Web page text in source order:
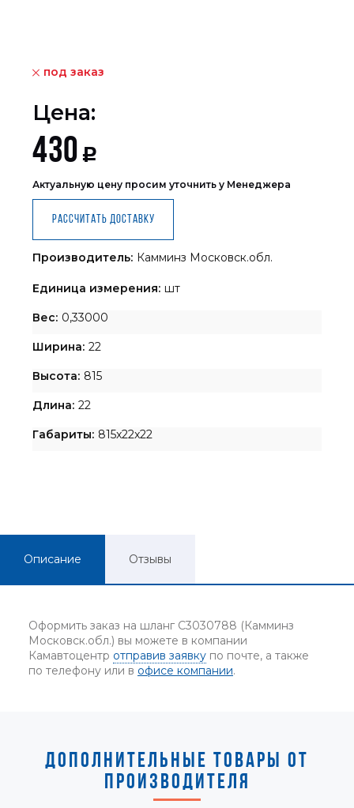
под заказ
Цена:
430 Р
Актуальную цену просим уточнить у Менеджера
Рассчитать доставку
Производитель: Камминз Московск.обл.
Единица измерения: шт
Вес: 0,33000
Ширина: 22
Высота: 815
Длина: 22
Габариты: 815x22x22
Описание Отзывы
Оформить заказ на шланг C3030788 (Камминз
Московск.обл.) вы можете в компании
Камавтоцентр отправив заявку по почте, а также
по телефону или в офисе компании.
ДОПОЛНИТЕЛЬНЫЕ ТОВАРЫ ОТ
ПРОИЗВОДИТЕЛЯ